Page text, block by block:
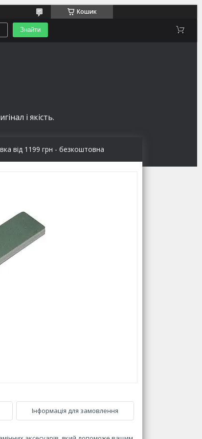
Кошик
Знайти
і якість.
від 1199 грн - безкоштовна
Інформація для замовлення